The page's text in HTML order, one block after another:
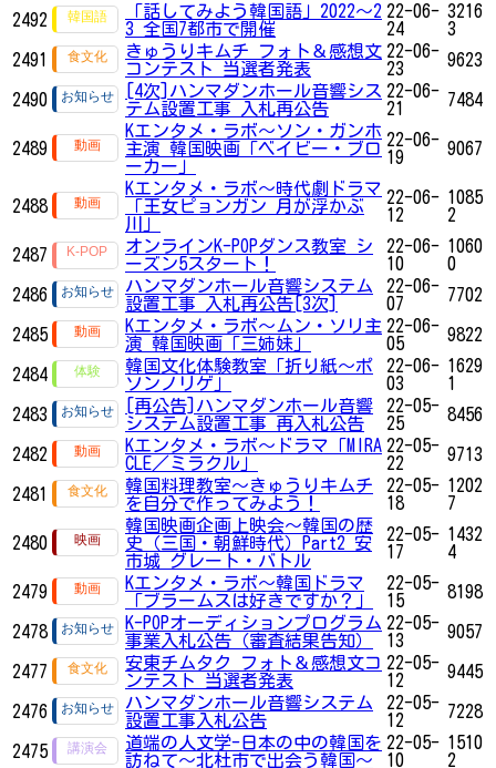
2492
「話してみよう韓国語」2022～2
3 全国7都市で開催
22-06-
24
3216
3
2491
きゅうりキムチ フォト＆感想文
コンテスト 当選者発表
22-06-
23
9623
2490
[4次]ハンマダンホール音響シス
テム設置工事 入札再公告
22-06-
21
7484
2489
Kエンタメ・ラボ～ソン・ガンホ
主演 韓国映画「ベイビー・ブロ
ーカー」
22-06-
19
9067
2488
Kエンタメ・ラボ～時代劇ドラマ
「王女ピョンガン 月が浮かぶ
川」
22-06-
12
1085
2
2487
オンラインK-POPダンス教室 シ
ーズン5スタート！
22-06-
10
1060
0
2486
ハンマダンホール音響システム
設置工事 入札再公告[3次]
22-06-
07
7702
2485
Kエンタメ・ラボ～ムン・ソリ主
演 韓国映画「三姉妹」
22-06-
05
9822
2484
韓国文化体験教室「折り紙〜ポ
ソンノリゲ」
22-06-
03
1629
1
2483
[再公告]ハンマダンホール音響
システム設置工事 再入札公告
22-05-
25
8456
2482
Kエンタメ・ラボ～ドラマ「MIRA
CLE／ミラクル」
22-05-
22
9713
2481
韓国料理教室〜きゅうりキムチ
を自分で作ってみよう！
22-05-
18
1202
7
2480
韓国映画企画上映会～韓国の歴
史（三国・朝鮮時代）Part2 安
市城 グレート・バトル
22-05-
17
1432
4
2479
Kエンタメ・ラボ～韓国ドラマ
「ブラームスは好きですか？」
22-05-
15
8198
2478
K-POPオーディションプログラム
事業入札公告（審査結果告知）
22-05-
13
9057
2477
安東チムタク フォト＆感想文コ
ンテスト 当選者発表
22-05-
12
9445
2476
ハンマダンホール音響システム
設置工事入札公告
22-05-
12
7228
2475
道端の人文学-日本の中の韓国を
訪ねて～北杜市で出会う韓国～
22-05-
10
1510
2